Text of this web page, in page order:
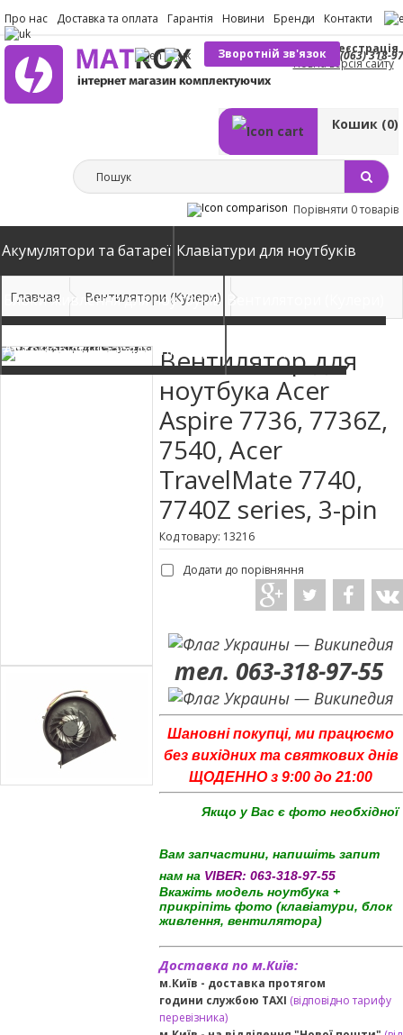
Про нас Доставка та оплата Гарантія Новини Бренди Контакти
(063) 318-
Зворотній зв'язок
Вхід Реєстрація
Кошик (0)
Повна версія сайту
Порівняти 0 товарів
Акумулятори та батареї Клавіатури для ноутбуків
Блоки живлення для ноутбуків Вентилятори (Кулери)
Автомобільні зарядні пристрої
Главная Вентилятори (Кулери)
Вентилятор для
ноутбука Acer
Aspire 7736, 7736Z,
7540, Acer
TravelMate 7740,
7740Z series, 3-pin
Код товару: 13216
Додати до порівняння
тел. 063-318-97-55
Шановні покупці, ми працюємо
без вихідних та святкових днів
ЩОДЕННО з 9:00 до 21:00
Якщо у Вас є фото необхідної
Вам запчастини, напишіть запит
нам на VIBER: 063-318-97-55
Вкажіть модель ноутбука +
прикріпіть фото (клавіатури, блок
живлення, вентилятора)
Доставка по м.Київ:
м.Київ - доставка протягом
години службою TAXI (відповідно тарифу
перевізника)